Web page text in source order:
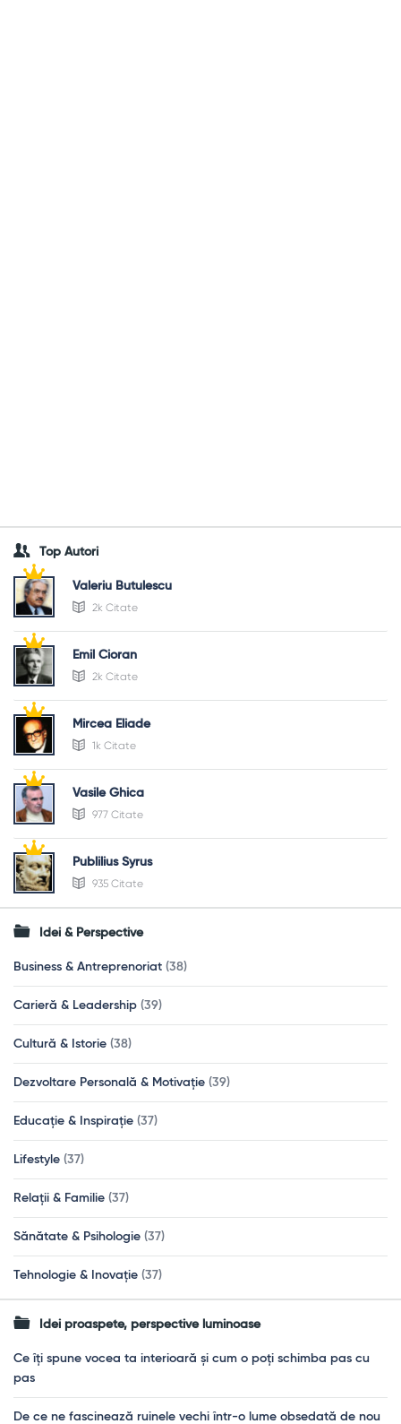
Top Autori
Valeriu Butulescu
2k Citate
Emil Cioran
2k Citate
Mircea Eliade
1k Citate
Vasile Ghica
977 Citate
Publilius Syrus
935 Citate
Idei & Perspective
Business & Antreprenoriat (38)
Carieră & Leadership (39)
Cultură & Istorie (38)
Dezvoltare Personală & Motivație (39)
Educație & Inspirație (37)
Lifestyle (37)
Relații & Familie (37)
Sănătate & Psihologie (37)
Tehnologie & Inovație (37)
Idei proaspete, perspective luminoase
Ce îți spune vocea ta interioară și cum o poți schimba pas cu
pas
De ce ne fascinează ruinele vechi într-o lume obsedată de nou